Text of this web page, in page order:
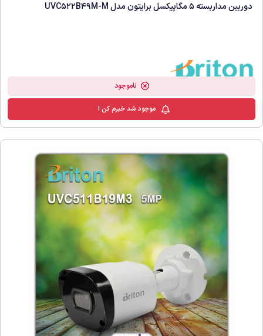
دوربین مداربسته 5 مگاپیکسل برایتون مدل UVC522B49M-M
ناموجود
موجود شد خبرم کن !